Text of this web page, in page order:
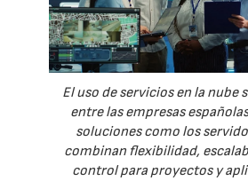
El uso de servicios en la nube
entre las empresas
soluciones como los
combinan flexibilidad,
control para proyectos y